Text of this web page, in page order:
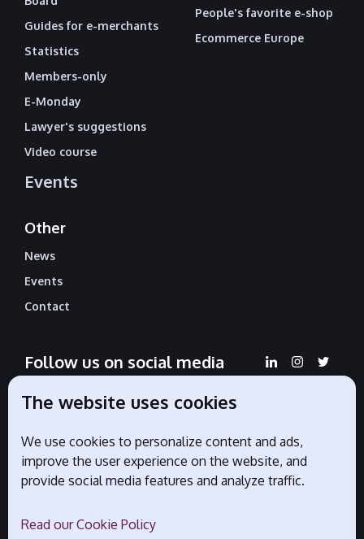
Guides for e-merchants
Statistics
Members-only
E-Monday
Lawyer's suggestions
Video course
Events
People's favorite e-shop
Ecommerce Europe
Other
News
Events
Contact
Follow us on social media
Official partners
The website uses cookies
We use cookies to personalize content and ads,
improve the user experience on the website, and
provide social media features and analyze traffic.
Read our Cookie Policy